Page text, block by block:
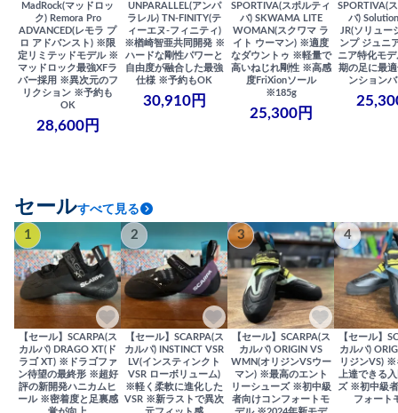
MadRock(マッドロッ
ク) Remora Pro
ADVANCED(レモラ プ
ロ アドバンスト) ※限
定リミテッドモデル ※
マッドロック最強XFラ
バー採用 ※異次元のフ
リクション ※予約も
OK
28,600円
UNPARALLEL(アンパ
ラレル) TN-FINITY(テ
ィーエヌ-フィニティ)
※楢崎智亜共同開発 ※
ハードな剛性パワーと
自由度が融合した最強
仕様 ※予約もOK
30,910円
SPORTIVA(スポルティ
バ) SKWAMA LITE
WOMAN(スクワマ ラ
イト ウーマン) ※適度
なダウントゥ ※軽量で
高いねじれ剛性 ※高感
度FriXionソール
※185g
25,300円
SPORTIVA(
バ)
JR(ソリュー
ンプ ジュニ
ニア特化モ
期の足に最
ンション
セールすべて見る
1
【セール】SCARPA(ス
カルパ) DRAGO XT(ド
ラゴ XT) ※ドラゴファ
ン待望の最終形 ※超好
評の新開発ハニカムヒ
ール ※密着度と足裏感
2
【セール】SCARPA(ス
カルパ) INSTINCT VSR
LV(インスティンクト
VSR ローボリューム)
※軽く柔軟に進化した
VSR ※新ラストで異次
3
【セール】SCARPA(ス
カルパ) ORIGIN VS
WMN(オリジンVSウー
マン) ※最高のエント
リーシューズ ※初中級
者向けコンフォートモ
4
【セール】
カルパ)
リジンVS) ※
上達できる
ズ ※初中級
フォート